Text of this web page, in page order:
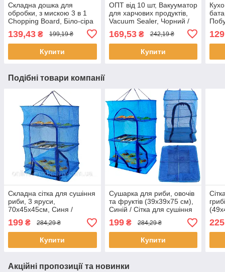
Складна дошка для
обробки, з мискою 3 в 1
Chopping Board, Біло-сіра
клапаном для зливу
139,43 ₴ 199,19 ₴
Купити
ОПТ від 10 шт, Вакууматор
для харчових продуктів,
Vacuum Sealer, Чорний /
для їжі
169,53₴ 242,19 ₴
Купити
Подібні товари компанії
Складна сітка для сушіння
риби, 3 яруси,
70x45x45см, Синя /
Підвісна сушарка для
риби та фруктів
199 ₴ 284,29 ₴
Купити
Сушарка для риби, овочів
та фруктів (39х39х75 см),
Синій / Сітка для сушіння
триярусна складана
199₴ 284,29 ₴
Купити
Акційні пропозиції та новинки